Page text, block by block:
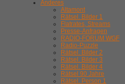
Anderes
Altamont
Rätsel. Bilder 1
Flatrates, Streams
Presse-Anfragen
RADIO-FORUM WGF
Radio-Puzzle
Rätsel. Bilder 2
Rätsel. Bilder 3
Rätsel. Bilder 4
Rätsel 90 Jahre
Rätsel. Person 1